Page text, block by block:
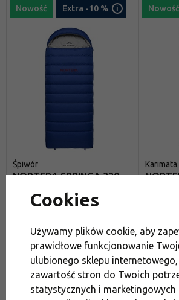
Nowość Extra -10 % i
Śpiwór
NORTERA SPRINGA 320
822,95 zł
617,95 zł -25 %
Do koszyka
Nowość
Cookies
Używamy plików cookie, aby
prawidłowe funkcjonowanie
ulubionego sklepu
zawartość stron do Twoich
statystycznych i marketingowych